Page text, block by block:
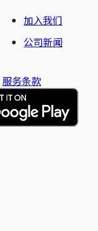
加入我们
公司新闻
服务条款